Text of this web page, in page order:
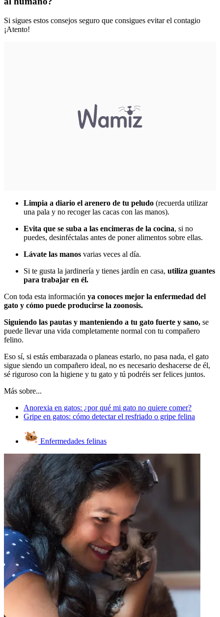
Si sigues estos consejos seguro que consigues evitar el contagio
¡Atento!
Limpia a diario el arenero de tu peludo (recuerda utilizar
una pala y no recoger las cacas con las manos).
Evita que se suba a las encimeras de la cocina, si no
puedes, desinféctalas antes de poner alimentos sobre ellas.
Lávate las manos varias veces al día.
Si te gusta la jardinería y tienes jardín en casa, utiliza guantes
para trabajar en él.
Con toda esta información ya conoces mejor la enfermedad del
gato y cómo puede producirse la zoonosis.
Siguiendo las pautas y manteniendo a tu gato fuerte y sano, se
puede llevar una vida completamente normal con tu compañero
felino.
Eso sí, si estás embarazada o planeas estarlo, no pasa nada, el gato
sigue siendo un compañero ideal, no es necesario deshacerse de él,
sé riguroso con la higiene y tu gato y tú podréis ser felices juntos.
Más sobre...
Anorexia en gatos: ¿por qué mi gato no quiere comer?
Gripe en gatos: cómo detectar el resfriado o gripe felina
Enfermedades felinas